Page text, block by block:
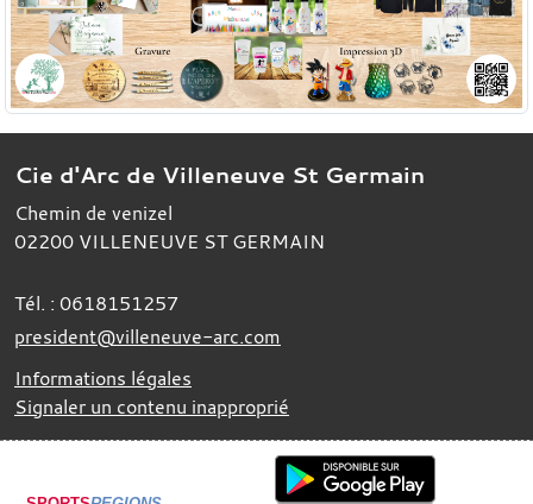
Cie d'Arc de Villeneuve St Germain
Chemin de venizel
02200 VILLENEUVE ST GERMAIN
Tél. : 0618151257
president@villeneuve-arc.com
Informations légales
Signaler un contenu inapproprié